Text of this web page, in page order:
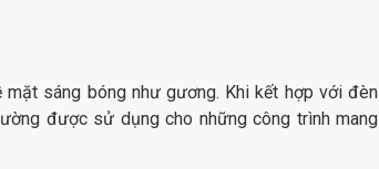
sáng bóng như gương. Khi kết hợp với đèn
được sử dụng cho những công trình mang